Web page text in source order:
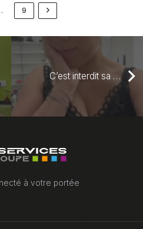
9
C’est interdit sa …
à votre portée